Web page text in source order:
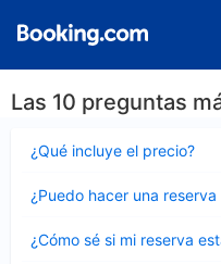
Las 10 preguntas
¿Qué incluye el precio?
cerrado
¿Puedo hacer una
cerrado
¿Cómo sé si mi reserva
cerrado